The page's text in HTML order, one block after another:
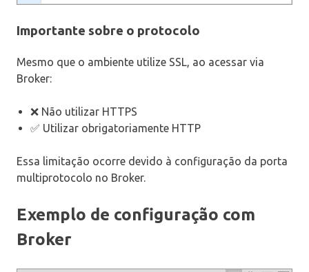
Importante sobre o protocolo
Mesmo que o ambiente utilize SSL, ao acessar via
Broker:
❌ Não utilizar HTTPS
✅ Utilizar obrigatoriamente HTTP
Essa limitação ocorre devido à configuração da porta
multiprotocolo no Broker.
Exemplo de configuração com
Broker